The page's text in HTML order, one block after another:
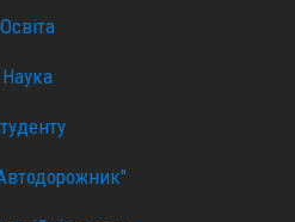
Освіта
Наука